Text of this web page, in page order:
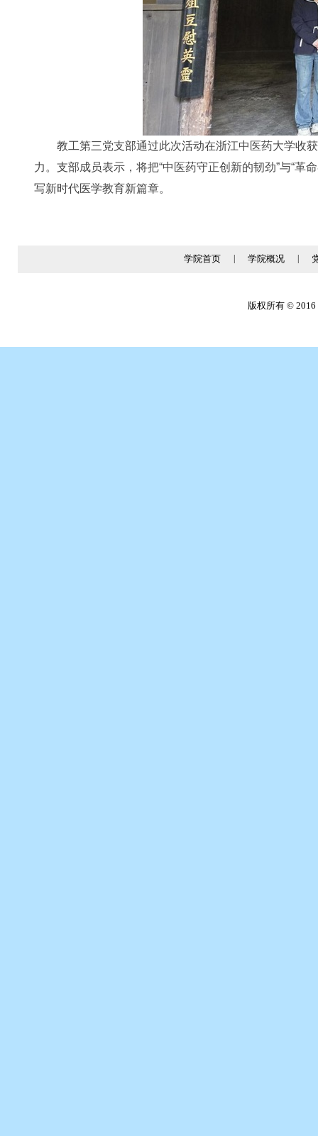
教工第三党支部通过此次活动在浙江中医药大学收获
力。支部成员表示，将把“中医药守正创新的韧劲”与“
写新时代医学教育新篇章。
学院首页 学院概况
版权所有 © 2016